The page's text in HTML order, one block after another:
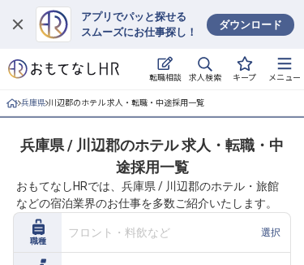
アプリでパッと探せる
スムーズにお仕事探し！
ダウンロード
転職相談 求人検索 キープ メニュー
ログイン
求人・施設を探す
就職・転職 合同説明会
おもてなしHRについて
ご利用の流れ
兵庫県 川辺郡のホテル 求人・転職・中途採用一覧
兵庫県 / 川辺郡のホテル 求人・転職・中
途採用一覧
おもてなしHRでは、兵庫県 / 川辺郡のホテル・旅館
などの宿泊業界のお仕事を多数ご紹介いたします。
職種
フロント・料飲など 選択